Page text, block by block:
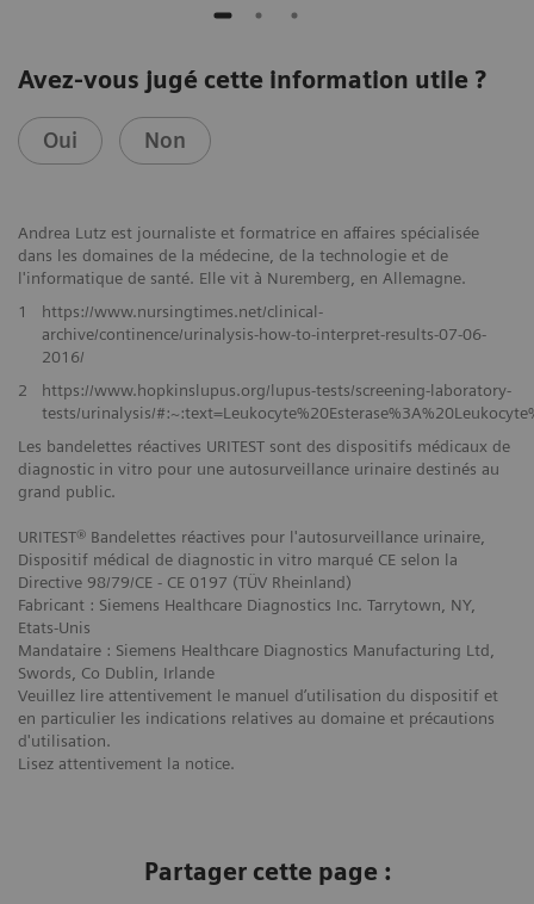
Avez-vous jugé cette information utile ?
Oui Non
Andrea Lutz est journaliste et formatrice en affaires spécialisée
dans les domaines de la médecine, de la technologie et de
l'informatique de santé. Elle vit à Nuremberg, en Allemagne.
1
https://www.nursingtimes.net/clinical-
archive/continence/urinalysis-how-to-interpret-results-07-06-
2016/
2
https://www.hopkinslupus.org/lupus-tests/screening-laboratory-
tests/urinalysis/
Les bandelettes réactives URITEST sont des dispositifs médicaux de
diagnostic in vitro pour une autosurveillance urinaire destinés au
grand public.
URITEST® Bandelettes réactives pour l'autosurveillance urinaire,
Dispositif médical de diagnostic in vitro marqué CE selon la
Directive 98/79/CE - CE 0197 (TÜV Rheinland)
Fabricant : Siemens Healthcare Diagnostics Inc. Tarrytown, NY,
Etats-Unis
Mandataire : Siemens Healthcare Diagnostics Manufacturing Ltd,
Swords, Co Dublin, Irlande
Veuillez lire attentivement le manuel d’utilisation du dispositif et
en particulier les indications relatives au domaine et précautions
d'utilisation.
Lisez attentivement la notice.
Partager cette page :